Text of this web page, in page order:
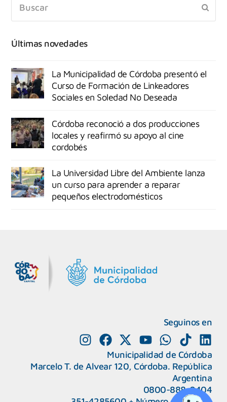
Últimas novedades
La Municipalidad de Córdoba presentó el
Curso de Formación de Linkeadores
Sociales en Soledad No Deseada
Córdoba reconoció a dos producciones
locales y reafirmó su apoyo al cine
cordobés
La Universidad Libre del Ambiente lanza
un curso para aprender a reparar
pequeños electrodomésticos
Seguinos en
Municipalidad de Córdoba
Marcelo T. de Alvear 120, Córdoba. República
Argentina
0800-888-0404